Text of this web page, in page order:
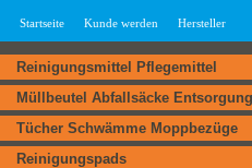
Startseite Kunde werden Hersteller
Reinigungsmittel Pflegemittel
Müllbeutel Abfallsäcke Entsorgung
Tücher Schwämme Moppbezüge
Reinigungspads